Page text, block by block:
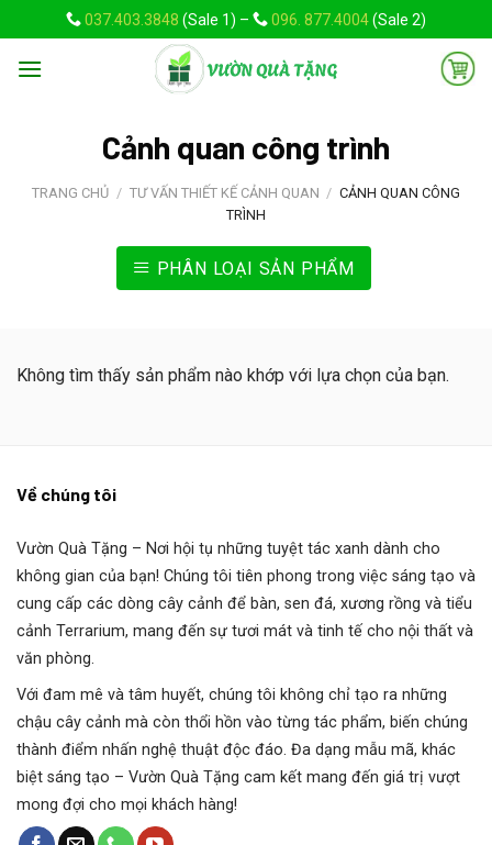
to
content
037.403.3848 (Sale 1) – 096. 877.4004(Sale 2)
Cảnh quan công trình
TRANG CHỦ / TƯ VẤN THIẾT KẾ CẢNH QUAN / CẢNH QUAN CÔNG
TRÌNH
PHÂN LOẠI SẢN PHẨM
Không tìm thấy sản phẩm nào khớp với lựa chọn của bạn.
Về chúng tôi
Vườn Quà Tặng – Nơi hội tụ những tuyệt tác xanh dành cho
không gian của bạn! Chúng tôi tiên phong trong việc sáng tạo và
cung cấp các dòng cây cảnh để bàn, sen đá, xương rồng và tiểu
cảnh Terrarium, mang đến sự tươi mát và tinh tế cho nội thất và
văn phòng.
Với đam mê và tâm huyết, chúng tôi không chỉ tạo ra những
chậu cây cảnh mà còn thổi hồn vào từng tác phẩm, biến chúng
thành điểm nhấn nghệ thuật độc đáo. Đa dạng mẫu mã, khác
biệt sáng tạo – Vườn Quà Tặng cam kết mang đến giá trị vượt
mong đợi cho mọi khách hàng!